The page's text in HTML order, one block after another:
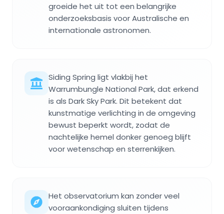
groeide het uit tot een belangrijke
onderzoeksbasis voor Australische en
internationale astronomen.
Siding Spring ligt vlakbij het
Warrumbungle National Park, dat erkend
is als Dark Sky Park. Dit betekent dat
kunstmatige verlichting in de omgeving
bewust beperkt wordt, zodat de
nachtelijke hemel donker genoeg blijft
voor wetenschap en sterrenkijken.
Het observatorium kan zonder veel
vooraankondiging sluiten tijdens